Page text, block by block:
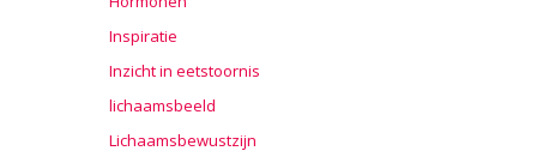
Inspiratie
Inzicht in eetstoornis
lichaamsbeeld
Lichaamsbewustzijn